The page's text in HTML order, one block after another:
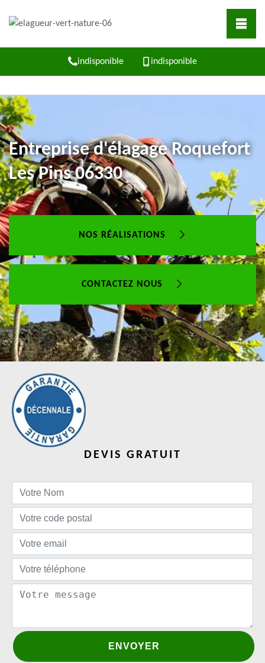
indisponible indisponible
Entreprise d'élagage Roquefort
Les Pins 06330
NOS RÉALISATIONS
CONTACTEZ NOUS
DEVIS GRATUIT